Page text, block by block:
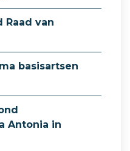
Raad van
basisartsen
Antonia in